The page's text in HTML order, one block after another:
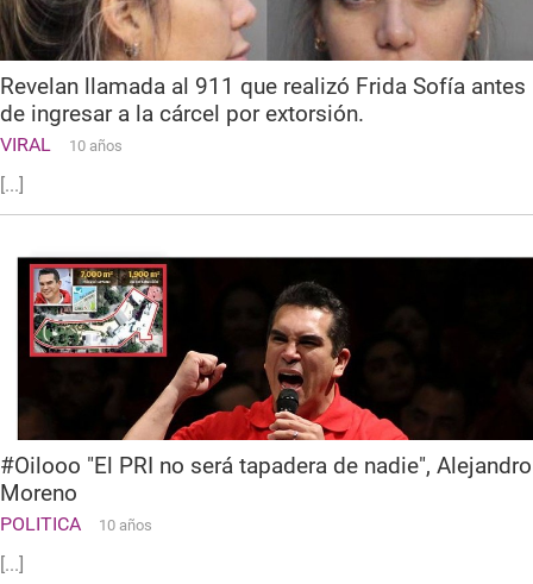
Revelan llamada al 911 que realizó Frida Sofía antes
de ingresar a la cárcel por extorsión.
VIRAL 10 años
[...]
#Oilooo "El PRI no será tapadera de nadie", Alejandro
Moreno
POLITICA 10 años
[...]